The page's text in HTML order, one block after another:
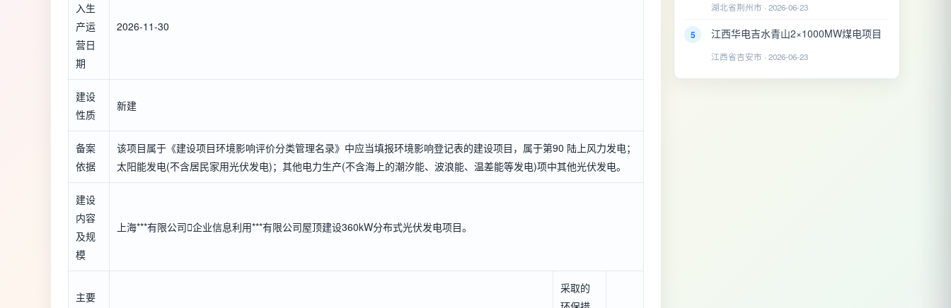
入生
产运
营日
期
2026-11-30
建设
性质
新建
备案
依据
该项目属于《建设项目环境影响评价分类管理名录》中应当填报环境影响登记表的建设项目，属于第90 陆上风力发电；
太阳能发电(不含居民家用光伏发电)；其他电力生产(不含海上的潮汐能、波浪能、温差能等发电)项中其他光伏发电。
建设
内容
及规
模
上海***有限公司企业信息利用***有限公司屋顶建设360kW分布式光伏发电项目。
主要
采取的
湖北省荆州市 · 2026-06-23
5 江西华电吉水青山2×1000MW煤电项目
江西省吉安市 · 2026-06-23